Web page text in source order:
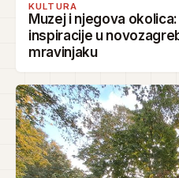
KULTURA
Muzej i njegova
inspiracije u
mravinjaku